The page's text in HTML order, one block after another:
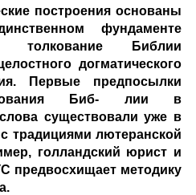
построения основаны
фундаменте
толкование Библии
догматического
Первые предпосылки
Биб- лии в
существовали уже в
традициями лютеранской
голландский юрист и
предвосхищает методику